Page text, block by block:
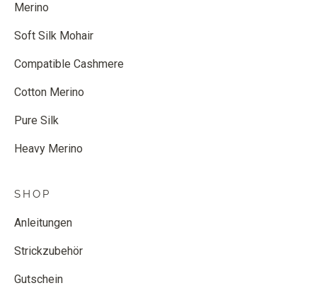
Merino
Soft Silk Mohair
Compatible Cashmere
Cotton Merino
Pure Silk
Heavy Merino
SHOP
Anleitungen
Strickzubehör
Gutschein